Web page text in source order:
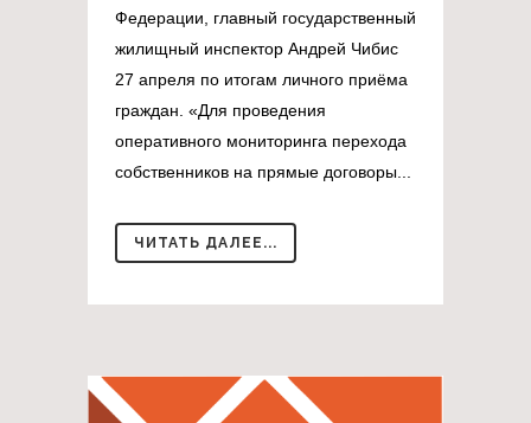
Федерации, главный государственный
жилищный инспектор Андрей Чибис
27 апреля по итогам личного приёма
граждан. «Для проведения
оперативного мониторинга перехода
собственников на прямые договоры...
ЧИТАТЬ ДАЛЕЕ...